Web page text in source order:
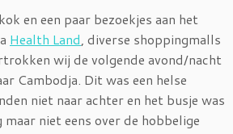
en een paar bezoekjes aan het
Health Land, diverse shoppingmalls
wij de volgende avond/nacht
Cambodja. Dit was een helse
niet naar achter en het busje was
maar niet eens over de hobbelige